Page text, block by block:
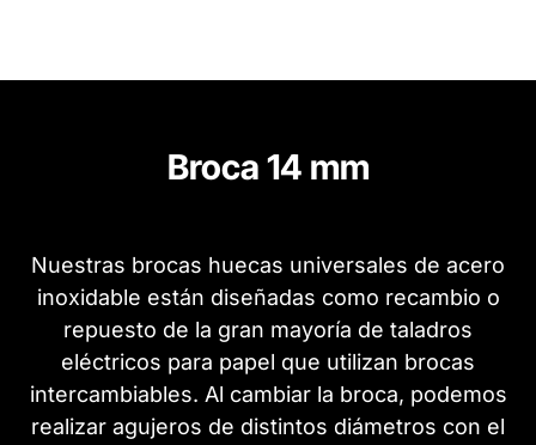
Broca 14 mm
Nuestras brocas huecas universales de acero
inoxidable están diseñadas como recambio o
repuesto de la gran mayoría de taladros
eléctricos para papel que utilizan brocas
intercambiables. Al cambiar la broca, podemos
realizar agujeros de distintos diámetros con el